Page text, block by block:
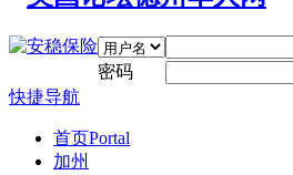
密码
快捷导航
首页Portal
加州